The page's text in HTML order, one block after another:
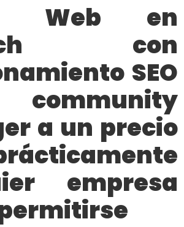
Web en
con
SEO
a un precio
empresa